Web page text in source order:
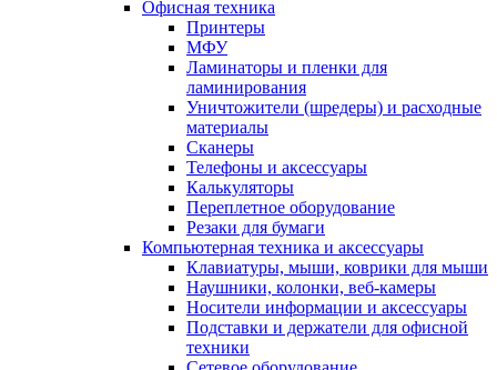
Офисная техника
Принтеры
МФУ
Ламинаторы и пленки для
ламинирования
Уничтожители (шредеры) и расходные
материалы
Сканеры
Телефоны и аксессуары
Калькуляторы
Переплетное оборудование
Резаки для бумаги
Компьютерная техника и аксессуары
Клавиатуры, мыши, коврики для мыши
Наушники, колонки, веб-камеры
Носители информации и аксессуары
Подставки и держатели для офисной
техники